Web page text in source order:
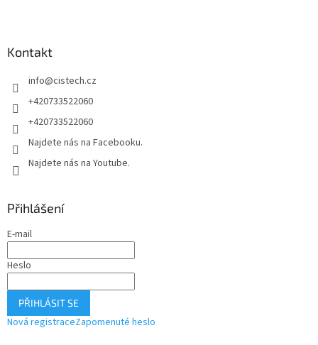
Kontakt
info@cistech.cz
+420733522060
+420733522060
Najdete nás na Facebooku.
Najdete nás na Youtube.
Přihlášení
E-mail
Heslo
PŘIHLÁSIT SE
Nová registraceZapomenuté heslo